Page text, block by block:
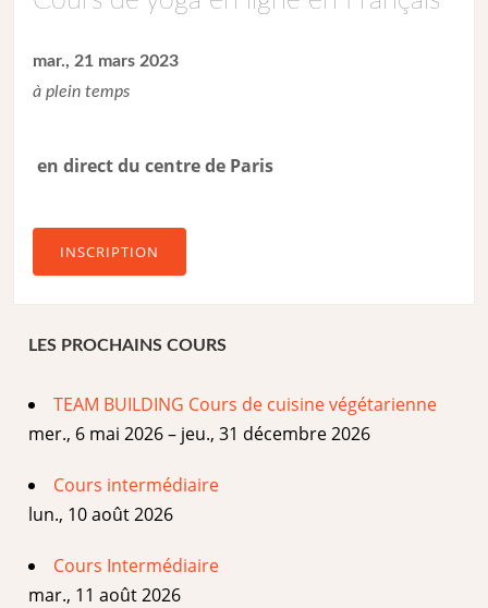
mar., 21 mars 2023
à plein temps
en direct du centre de Paris
INSCRIPTION
LES PROCHAINS COURS
TEAM BUILDING Cours de cuisine végétarienne
mer., 6 mai 2026 – jeu., 31 décembre 2026
Cours intermédiaire
lun., 10 août 2026
Cours Intermédiaire
mar., 11 août 2026